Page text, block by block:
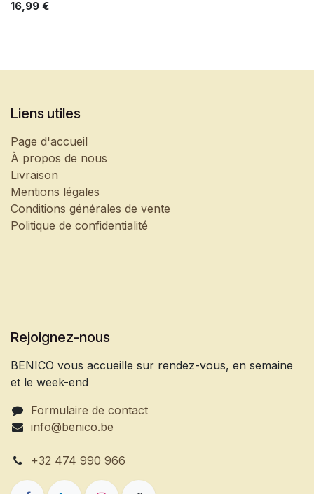
16,99 €
Liens utiles
Page d'accueil
À propos de nous
Livraison
Mentions légales
Conditions générales de vente
Politique de confidentialité
Rejoignez-nous
BENICO vous accueille sur rendez-vous, en semaine
et le week-end
Formulaire de contact
info@benico.be
+32 474 990 966